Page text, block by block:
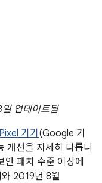
업데이트됨
기기 (Google 기
개선을 자세히 다룹니
패치 수준 이상에
2019년 8월